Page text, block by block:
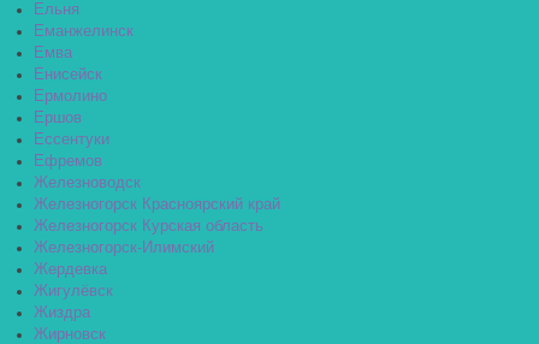
Ельня
Еманжелинск
Емва
Енисейск
Ермолино
Ершов
Ессентуки
Ефремов
Железноводск
Железногорск Красноярский край
Железногорск Курская область
Железногорск-Илимский
Жердевка
Жигулёвск
Жиздра
Жирновск